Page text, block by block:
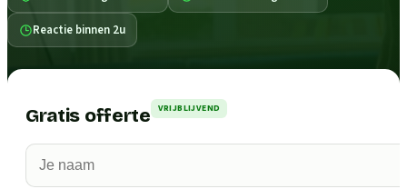
Reactie binnen 2u
Gratis offerte VRIJBLIJVEND